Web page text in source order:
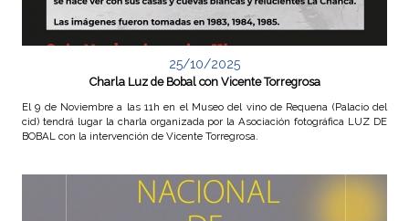
25/10/2025
Charla Luz de Bobal con Vicente Torregrosa
El 9 de Noviembre a las 11h en el Museo del vino de Requena (Palacio del
cid) tendrá lugar la charla organizada por la Asociación fotográfica LUZ DE
BOBAL con la intervención de Vicente Torregrosa.